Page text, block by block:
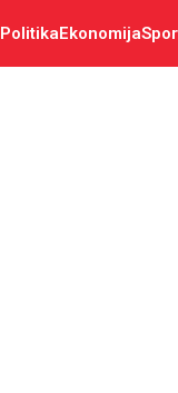
PolitikaEkonomija